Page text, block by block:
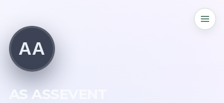
AA
AS ASSEVENT